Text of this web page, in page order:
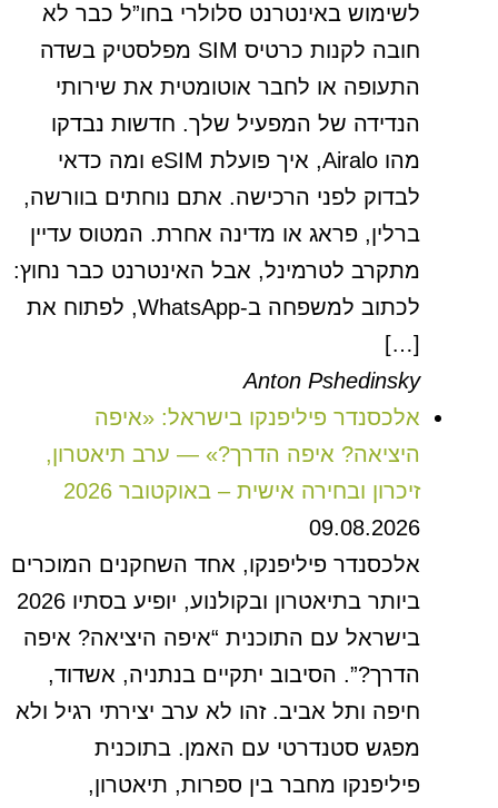
לשימוש באינטרנט סלולרי בחו”ל כבר לא
חובה לקנות כרטיס SIM מפלסטיק בשדה
התעופה או לחבר אוטומטית את שירותי
הנדידה של המפעיל שלך. חדשות נבדקו
מהו Airalo, איך פועלת eSIM ומה כדאי
לבדוק לפני הרכישה. אתם נוחתים בוורשה,
ברלין, פראג או מדינה אחרת. המטוס עדיין
מתקרב לטרמינל, אבל האינטרנט כבר נחוץ:
לכתוב למשפחה ב-WhatsApp, לפתוח את
[…]
Anton Pshedinsky
אלכסנדר פיליפנקו בישראל: «איפה
היציאה? איפה הדרך?» — ערב תיאטרון,
זיכרון ובחירה אישית – באוקטובר 2026
09.08.2026
אלכסנדר פיליפנקו, אחד השחקנים המוכרים
ביותר בתיאטרון ובקולנוע, יופיע בסתיו 2026
בישראל עם התוכנית “איפה היציאה? איפה
הדרך?”. הסיבוב יתקיים בנתניה, אשדוד,
חיפה ותל אביב. זהו לא ערב יצירתי רגיל ולא
מפגש סטנדרטי עם האמן. בתוכנית
פיליפנקו מחבר בין ספרות, תיאטרון,